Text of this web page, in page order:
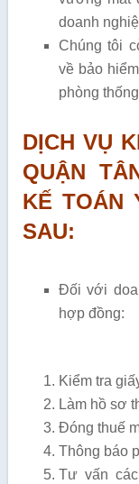
doanh
Chúng tôi
về bảo
phòng
DỊCH VỤ
QUẬN
KẾ TOÁN
SAU:
Đối với
hợp đồng:
Kiểm tra
Làm hồ sơ
Đóng thuế
Thông báo
Tư vấn